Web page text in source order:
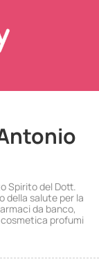
Spirito del Dott.
della salute per la
da banco,
profumi